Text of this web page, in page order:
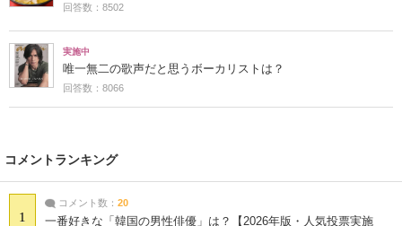
回答数：8502
実施中
唯一無二の歌声だと思うボーカリストは？
回答数：8066
コメントランキング
1
コメント数： 20
一番好きな「韓国の男性俳優」は？【2026年版・人気投票実施